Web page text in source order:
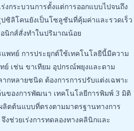
งกระบวนการตั้งแต่การออกแบบไปจนถึง
ซิลิโคนยังเป็นโซลูชันที่คุ้มค่าและรวดเร็ว
นิกส์สั่งทำในปริมาณน้อย
พทย์ การประยุกต์ใช้เทคโนโลยีนี้มีความ
เช่น ขาเทียม อุปกรณ์พยุงและดาม
ากหลายชนิด ต้องการการปรับแต่งเฉพาะ
ของการพัฒนา เทคโนโลยีการพิมพ์ 3 มิติ
ตต้นแบบที่ตรงตามมาตรฐานทางการ
งช่วยเร่งการทดลองทางคลินิกและ